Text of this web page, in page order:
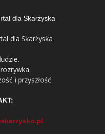
dla Skarżyska
i przyszłość.